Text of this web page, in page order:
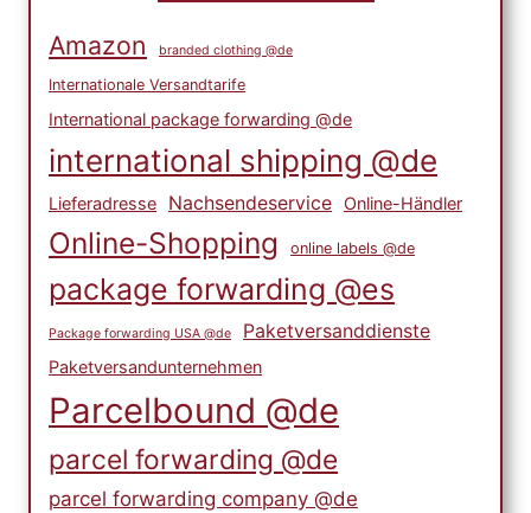
Amazon branded clothing @de
Internationale Versandtarife
International package forwarding @de
international shipping @de
Lieferadresse Nachsendeservice Online-Händler
Online-Shopping online labels @de
package forwarding @es
Package forwarding USA @de Paketversanddienste
Paketversandunternehmen
Parcelbound @de
parcel forwarding @de
parcel forwarding company @de